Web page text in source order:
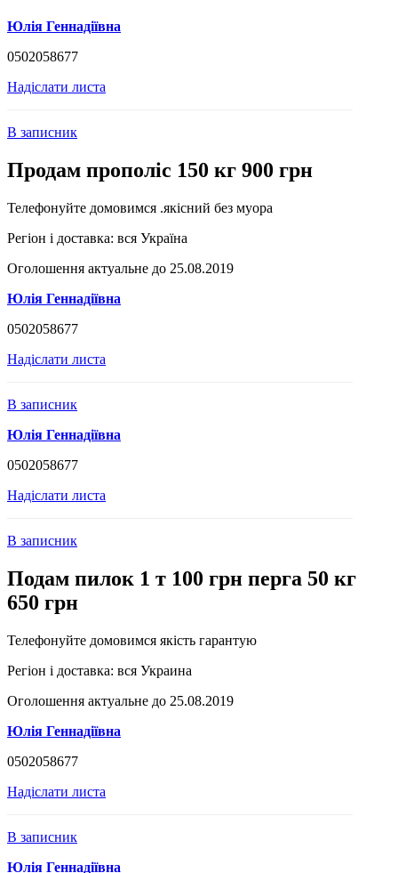
Юлія Геннадіївна
0502058677
Надіслати листа
В записник
Продам прополіс 150 кг 900 грн
Телефонуйте домовимся .якісний без муора
Регіон і доставка: вся Україна
Оголошення актуальне до 25.08.2019
Юлія Геннадіївна
0502058677
Надіслати листа
В записник
Юлія Геннадіївна
0502058677
Надіслати листа
В записник
Подам пилок 1 т 100 грн перга 50 кг
650 грн
Телефонуйте домовимся якість гарантую
Регіон і доставка: вся Украина
Оголошення актуальне до 25.08.2019
Юлія Геннадіївна
0502058677
Надіслати листа
В записник
Юлія Геннадіївна